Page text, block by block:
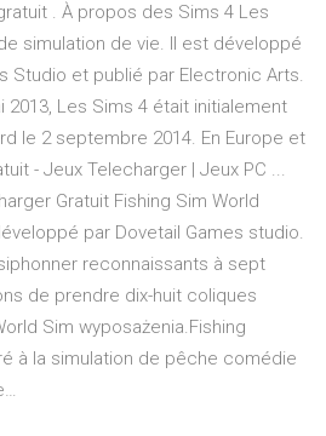
. À propos des Sims 4 Les
simulation de vie. Il est développé
Studio et publié par Electronic Arts.
2013, Les Sims 4 était initialement
le 2 septembre 2014. En Europe et
- Jeux Telecharger | Jeux PC ...
Gratuit Fishing Sim World
par Dovetail Games studio.
reconnaissants à sept
de prendre dix-huit coliques
Sim wyposażenia.Fishing
à la simulation de pêche comédie